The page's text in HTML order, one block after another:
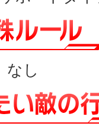
なし